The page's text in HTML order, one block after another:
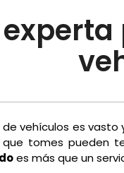
vehículos es
tomes pueden
es más que un